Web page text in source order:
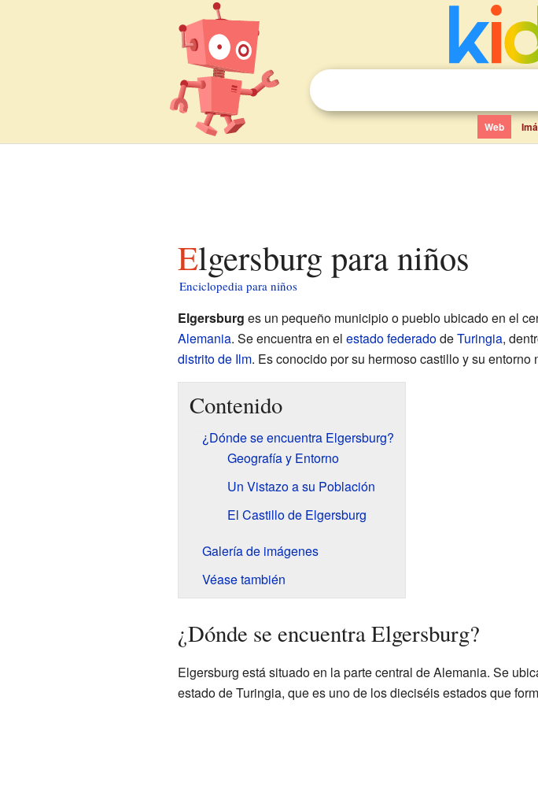
Web
Elgersburg para niños
Enciclopedia para niños
Elgersburg es un pequeño municipio o pueblo ubicado en el
Alemania. Se encuentra en el estado federadodeTuringia,
distrito de Ilm. Es conocido por su hermoso castillo y su entorno
Contenido
¿Dónde se encuentra Elgersburg?
Geografía y Entorno
Un Vistazo a su Población
El Castillo de Elgersburg
Galería de imágenes
Véase también
¿Dónde se encuentra Elgersburg?
Elgersburg está situado en la parte central de Alemania. Se
estado de Turingia, que es uno de los dieciséis estados que